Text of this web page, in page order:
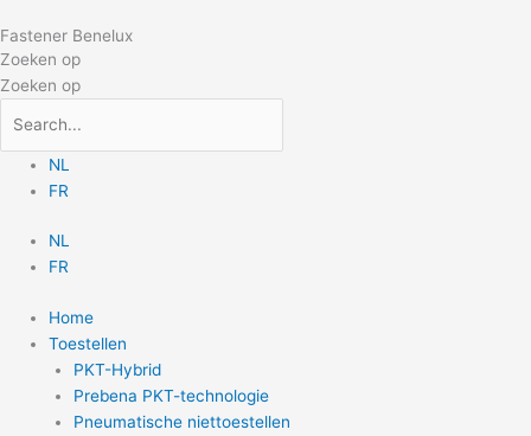
naar
inhoud
Fastener Benelux
Zoeken op
Zoeken op
NL
FR
NL
FR
Home
Toestellen
PKT-Hybrid
Prebena PKT-technologie
Pneumatische niettoestellen